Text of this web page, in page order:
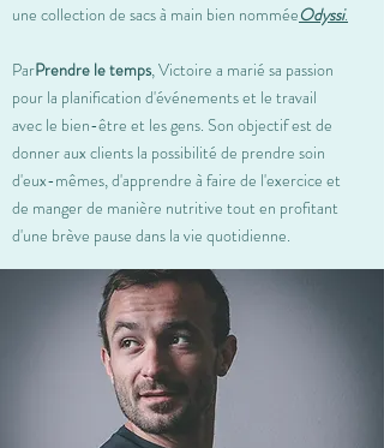
une collection de sacs à main bien nomméeOdyssi.
ParPrendre le temps, Victoire a marié sa passion
pour la planification d'événements et le travail
avec le bien-être et les gens. Son objectif est de
donner aux clients la possibilité de prendre soin
d'eux-mêmes, d'apprendre à faire de l'exercice et
de manger de manière nutritive tout en profitant
d'une brève pause dans la vie quotidienne.